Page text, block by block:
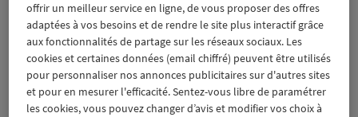
offrir un meilleur service en ligne, de vous proposer des offres
adaptées à vos besoins et de rendre le site plus interactif grâce
aux fonctionnalités de partage sur les réseaux sociaux. Les
cookies et certaines données (email chiffré) peuvent être utilisés
pour personnaliser nos annonces publicitaires sur d'autres sites
et pour en mesurer l'efficacité. Sentez-vous libre de paramétrer
les cookies, vous pouvez changer d’avis et modifier vos choix à